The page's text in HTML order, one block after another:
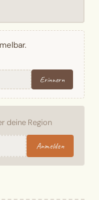
Erinnern
deine Region
Anmelden